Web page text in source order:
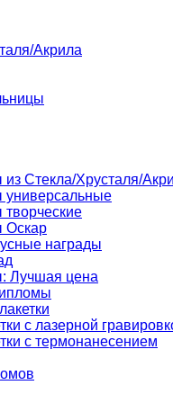
Акрила
Стекла/Хрусталя/
Оскар
награды
Лучшая цена
с лазерной
с термонанесением